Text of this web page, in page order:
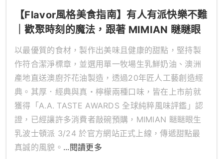
【Flavor風格美食指南】有人有派快樂不難
｜歡聚時刻的魔法，跟著 MIMIAN 瞇瞇眼
「波士頓派」開趴！
以最優質的食材，製作出美味且健康的甜點，堅持製
作符合潔淨標章，並選用單一牧場生乳鮮奶油、澳洲
產地直送澳廚芥花油製造，透過20年匠人工藝創造經
典。其厚．經典與真・檸檬兩種口味，皆在上市前就
獲得「A.A. TASTE AWARDS 全球純粹風味評鑑」認
證，已經讓許多消費者敲碗預購，MIMIAN 瞇瞇眼生
乳波士頓派 3/24 於官方網站正式上線，傳遞甜點最
真誠的風貌。 ...閱讀更多